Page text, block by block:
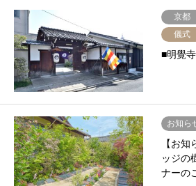
京都
儀式
■明覺
お知ら
【お
ッジの
ナーの